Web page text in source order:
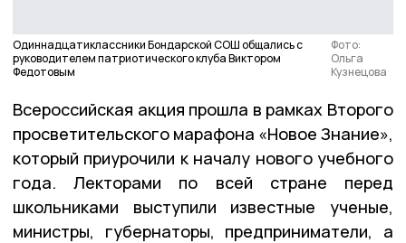
Одиннадцатиклассники Бондарской СОШ общались с
руководителем патриотического клуба Виктором
Федотовым
Фото:
Ольга
Кузнецова
Всероссийская акция прошла в рамках Второго
просветительского марафона «Новое Знание»,
который приурочили к началу нового учебного
года. Лекторами по всей стране перед
школьниками выступили известные ученые,
министры, губернаторы, предприниматели, а